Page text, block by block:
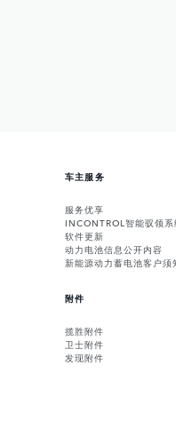
车主服务
服务优享
INCONTROL智能驭领系
软件更新
动力电池信息公开内容
新能源动力蓄电池客户须
附件
揽胜附件
卫士附件
发现附件